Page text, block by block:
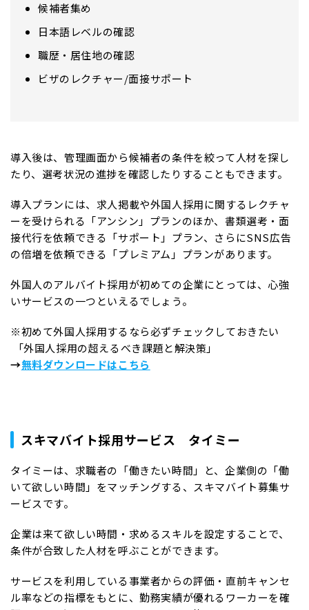
候補者集め
日本語レベルの確認
職歴・居住地の確認
ビザのレクチャー/面接サポート
導入後は、管理画面から候補者の条件を絞って人材を探し
たり、選考状況の進捗を確認したりすることもできます。
導入プランには、求人掲載や外国人採用に関するレクチャ
ーを受けられる「アンシン」プランのほか、書類選考・面
接代行を依頼できる「サポート」プラン、さらにSNS広告
の倍増を依頼できる「プレミアム」プランがあります。
外国人のアルバイト採用が初めての企業にとっては、心強
いサービスの一つといえるでしょう。
※初めて外国人採用するなら必ずチェックしておきたい
「外国人採用の超えるべき課題と解決策」
→無料ダウンロードはこちら
スキマバイト採用サービス タイミー
タイミーは、求職者の「働きたい時間」と、企業側の「働
いて欲しい時間」をマッチングする、スキマバイト募集サ
ービスです。
企業は来て欲しい時間・求めるスキルを設定することで、
条件が合致した人材を呼ぶことができます。
サービスを利用している事業者からの評価・直前キャンセ
ル率などの指標をもとに、勤務実績が優れるワーカーを確